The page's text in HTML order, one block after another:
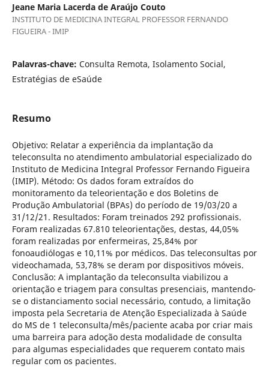
Jeane Maria Lacerda de Araújo Couto
INSTITUTO DE MEDICINA INTEGRAL PROFESSOR FERNANDO
FIGUEIRA - IMIP
Palavras-chave: Consulta Remota, Isolamento Social,
Estratégias de eSaúde
Resumo
Objetivo: Relatar a experiência da implantação da
teleconsulta no atendimento ambulatorial especializado do
Instituto de Medicina Integral Professor Fernando Figueira
(IMIP). Método: Os dados foram extraídos do
monitoramento da teleorientação e dos Boletins de
Produção Ambulatorial (BPAs) do período de 19/03/20 a
31/12/21. Resultados: Foram treinados 292 profissionais.
Foram realizadas 67.810 teleorientações, destas, 44,05%
foram realizadas por enfermeiras, 25,84% por
fonoaudiólogas e 10,11% por médicos. Das teleconsultas por
videochamada, 53,78% se deram por dispositivos móveis.
Conclusão: A implantação da teleconsulta viabilizou a
orientação e triagem para consultas presenciais, mantendo-
se o distanciamento social necessário, contudo, a limitação
imposta pela Secretaria de Atenção Especializada à Saúde
do MS de 1 teleconsulta/mês/paciente acaba por criar mais
uma barreira para adoção desta modalidade de consulta
para algumas especialidades que requerem contato mais
regular com os pacientes.